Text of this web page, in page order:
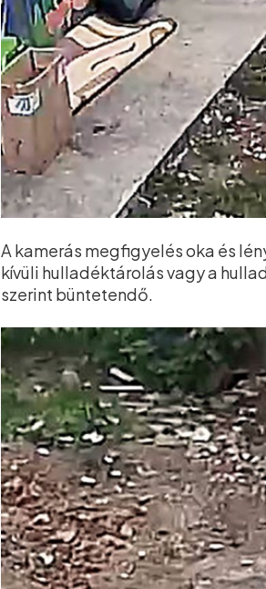
A kamerás megfigyelés oka és
kívüli hulladéktárolás vagy a
szerint büntetendő.